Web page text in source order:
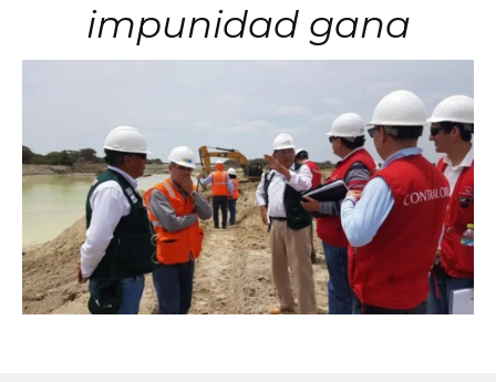
impunidad gana